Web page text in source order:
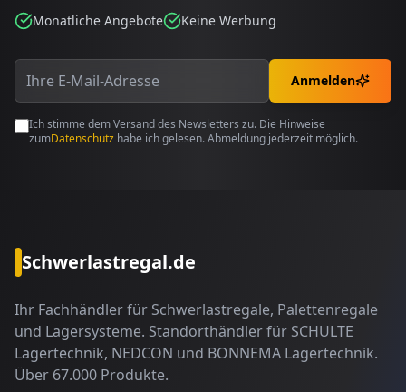
Monatliche Angebote Keine Werbung
Anmelden
Ich stimme dem Versand des Newsletters zu. Die Hinweise
zumDatenschutz habe ich gelesen. Abmeldung jederzeit möglich.
Schwerlastregal.de
Ihr Fachhändler für Schwerlastregale, Palettenregale
und Lagersysteme. Standorthändler für SCHULTE
Lagertechnik, NEDCON und BONNEMA Lagertechnik.
Über 67.000 Produkte.